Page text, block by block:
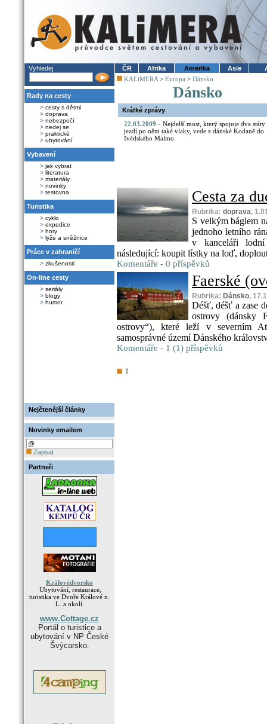
Vyhledej
Rady na cesty
> cesty s dětmi
> doprava
> nebezpečí
> nedej se
> praktické
> ubytování
Vybavení
> jak vybrat
> literatura
> materiály
> novinky
> testovna
Turistika
> cyklo
> expedice
> hory
> lyže a sněžnice
Práce v zahraničí
> zkušenosti
On-line cesty
> seriály
> blogy
> humor
Nejčtenější články
Novinky emailem
Zapsat
Partneři
Královédvorsko
Ubytování, restaurace,
turistika ve Dvoře Králové n.
L. a okolí.
www.Cottage.cz
Portál o turistice a
ubytování v NP České
Švýcarsko.
ČR Afrika Amerika Asie
KALiMERA > Evropa > Dánsko
Dánsko
Krátké zprávy
22.03.2009 - Nejdelší most, který spojuje dva státy
jezdí po něm také vlaky, vede z dánské Kodaně do
švédského Malmo.
Cesta za
Rubrika: doprava,
S velkým báglem
jednoho letního
v kanceláři
následující: koupit lístky na loď,
Komentáře - 0 příspěvků
Faerské
Rubrika: Dánsko,
Déšť, déšť a zase
ostrovy (dánsky
ostrovy“), které leží v severním
samosprávné území Dánského
Komentáře - 1 (1) příspěvků
1